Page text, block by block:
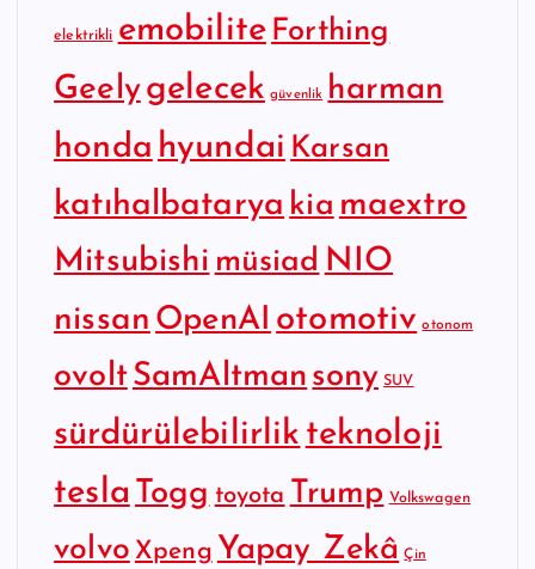
elektrikli emobilite Forthing
Geelygelecek güvenlik harman
honda hyundai Karsan
katıhalbatarya kia maextro
Mitsubishi müsiad NIO
nissan OpenAI otomotiv otonom
ovoltSamAltman sony SUV
sürdürülebilirlik teknoloji
tesla Togg toyota Trump Volkswagen
volvo Xpeng Yapay Zekâ Çin